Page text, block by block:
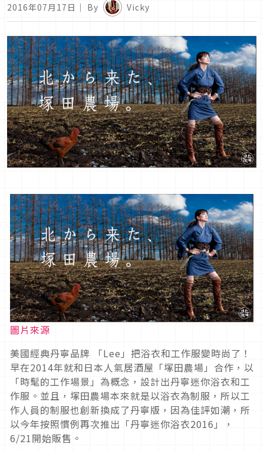
2016年07月17日 ｜ By Vicky
圖片來源
美國經典丹寧品牌 「Lee」把浴衣和工作服變時尚了！
早在2014年就和日本人氣居酒屋「塚田農場」合作，以
「時髦的工作場景」為概念，設計出丹寧迷你浴衣和工
作服。並且，塚田農場本來就是以浴衣為制服，所以工
作人員的制服也創新換成了丹寧版，因為佳評如潮，所
以今年按照慣例再次推出「丹寧迷你浴衣2016」，
6/21開始販售。